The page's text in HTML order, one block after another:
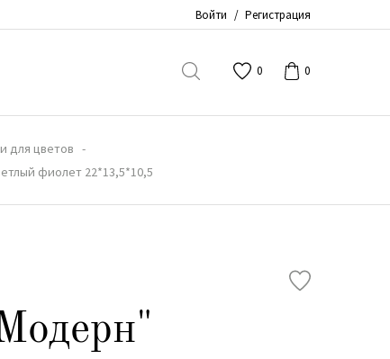
Войти / Регистрация
0 0
для цветов
фиолет 22*13,5*10,5